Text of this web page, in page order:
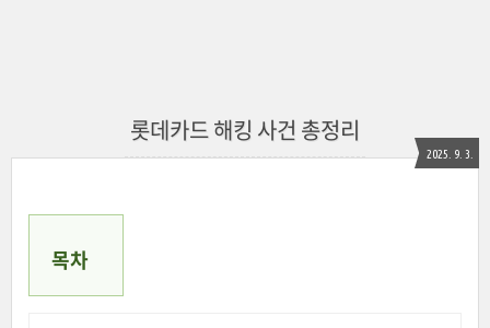
롯데카드 해킹 사건 총정리
2025. 9. 3.
목차